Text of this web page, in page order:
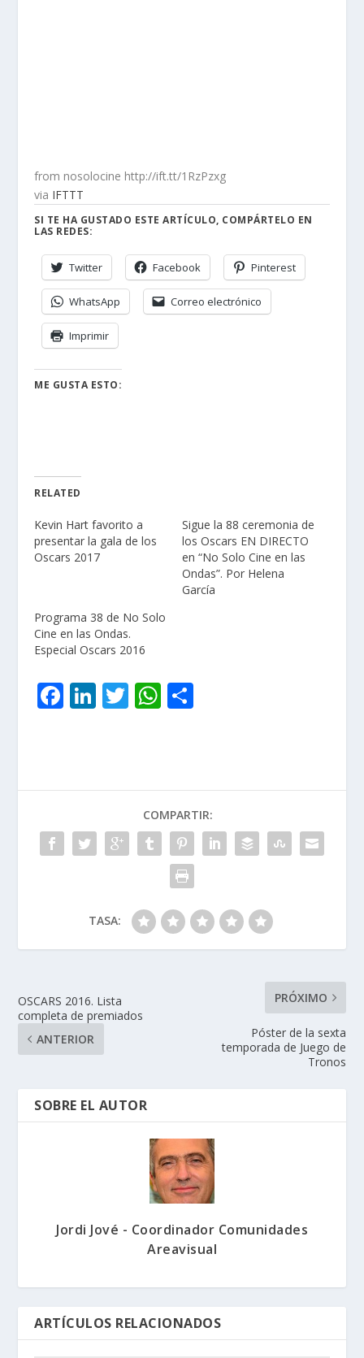
from nosolocine http://ift.tt/1RzPzxg
via IFTTT
SI TE HA GUSTADO ESTE ARTÍCULO, COMPÁRTELO EN
LAS REDES:
Twitter Facebook Pinterest
WhatsApp Correo electrónico
Imprimir
ME GUSTA ESTO:
RELATED
Kevin Hart favorito a
presentar la gala de los
Oscars 2017
Sigue la 88 ceremonia de
los Oscars EN DIRECTO
en “No Solo Cine en las
Ondas”. Por Helena
García
Programa 38 de No Solo
Cine en las Ondas.
Especial Oscars 2016
F
o
o
k
Li
dI
n
T W
A
p
p
ar
ti
r
COMPARTIR:
TASA:
OSCARS 2016. Lista
completa de premiados
ANTERIOR
PRÓXIMO
Póster de la sexta
temporada de Juego de
Tronos
SOBRE EL AUTOR
Jordi Jové - Coordinador Comunidades
Areavisual
ARTÍCULOS RELACIONADOS